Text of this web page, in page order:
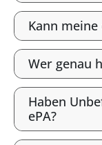
Kann meine
Wer genau
Haben
ePA?